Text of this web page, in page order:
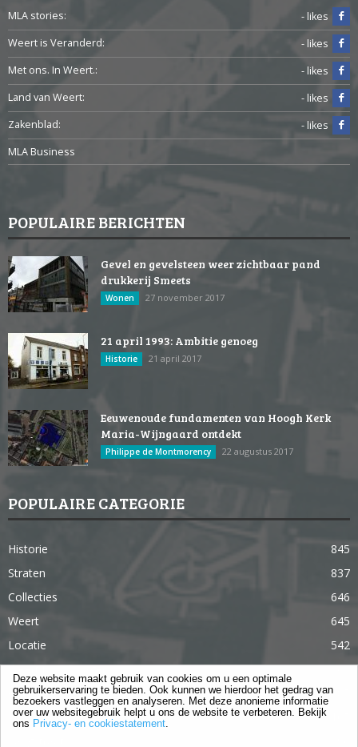
MLA stories:
- likes
Weert is Veranderd:
- likes
Met ons. In Weert.:
- likes
Land van Weert:
- likes
Zakenblad:
- likes
MLA Business
POPULAIRE BERICHTEN
Gevel en gevelsteen weer zichtbaar pand
drukkerij Smeets
Wonen 27 november 2017
21 april 1993: Ambitie genoeg
Historie 21 april 2017
Eeuwenoude fundamenten van Hoogh Kerk
Maria-Wijngaard ontdekt
Philippe de Montmorency 22 augustus 2017
POPULAIRE CATEGORIE
Historie
845
Straten
837
Collecties
646
Weert
645
Locatie
542
Weert in 365 dagen
363
Gebouwen
285
Lifestyle
Deze website maakt gebruik van cookies om u een optimale
gebruikerservaring te bieden. Ook kunnen we hierdoor het gedrag van
bezoekers vastleggen en analyseren. Met deze anonieme informatie
over uw websitegebruik helpt u ons de website te verbeteren. Bekijk
ons Privacy- en cookiestatement.